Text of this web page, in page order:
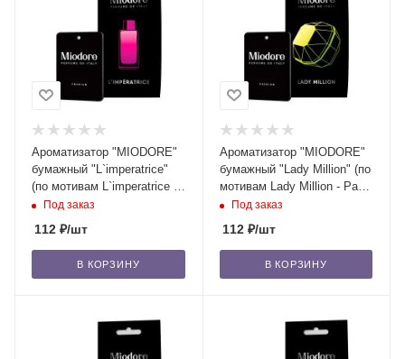
Ароматизатор "MIODORE"
бумажный "L`imperatrice"
(по мотивам L`imperatrice -
D&G)/22
Под заказ
112 ₽/шт
В КОРЗИНУ
Ароматизатор "MIODORE"
бумажный "Lady Million" (по
мотивам Lady Million - Paco
Rabanne)/22
Под заказ
112₽/шт
В КОРЗИНУ